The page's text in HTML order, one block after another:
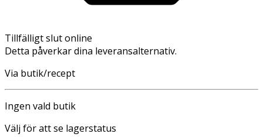
Tillfälligt slut online
Detta påverkar dina leveransalternativ.
Via butik/recept
Ingen vald butik
Välj för att se lagerstatus